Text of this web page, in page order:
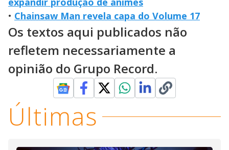
• Chainsaw Man revela capa do Volume 17
Os textos aqui publicados não
refletem necessariamente a
opinião do Grupo Record.
Últimas